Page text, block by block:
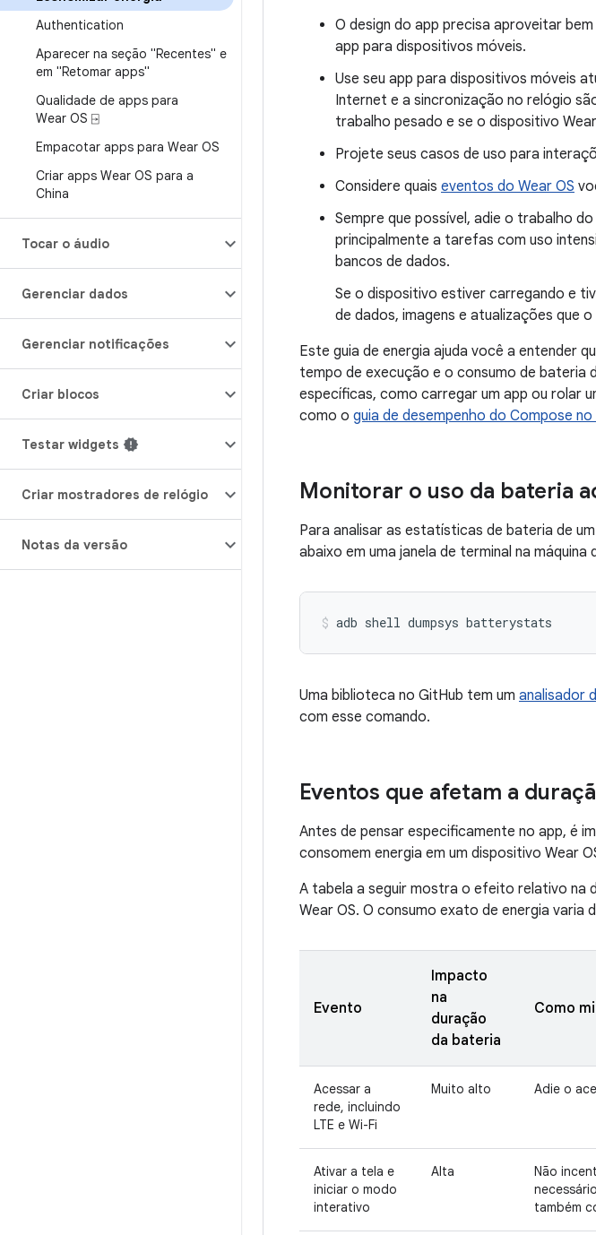
Authentication
Aparecer na seção "Recentes" e
em "Retomar apps"
Qualidade de apps para
Wear OS ⍈
Empacotar apps para Wear OS
Criar apps Wear OS para a
China
Tocar o áudio
Gerenciar dados
Gerenciar notificações
Criar blocos
Testar widgets
Criar mostradores de relógio
Notas da versão
O design do app precisa aproveitar
app para dispositivos móveis.
Use seu app para dispositivos móveis
Internet e a sincronização no relógio
trabalho pesado e se o dispositivo
Projete seus casos de uso para
Considere quais eventos do Wear OS
Sempre que possível, adie o trabalho
principalmente a tarefas com uso
bancos de dados.
Se o dispositivo estiver carregando e
de dados, imagens e atualizações que
Este guia de energia ajuda você a entender
tempo de execução e o consumo de bateria
específicas, como carregar um app ou rolar
como o guia de desempenho do Compose no
Monitorar o uso da bateria
Para analisar as estatísticas de bateria de
abaixo em uma janela de terminal na máquina
adb shell dumpsys
Uma biblioteca no GitHub tem um analisador
com esse comando.
Eventos que afetam a
Antes de pensar especificamente no app, é
consomem energia em um dispositivo Wear
A tabela a seguir mostra o efeito relativo na
Wear OS. O consumo exato de energia varia
Evento
Impacto
na
duração
da bateria
Como
Acessar a
rede, incluindo
LTE e Wi-Fi
Muito alto Adie o
Ativar a tela e
iniciar o modo
interativo
Alta
Não
também